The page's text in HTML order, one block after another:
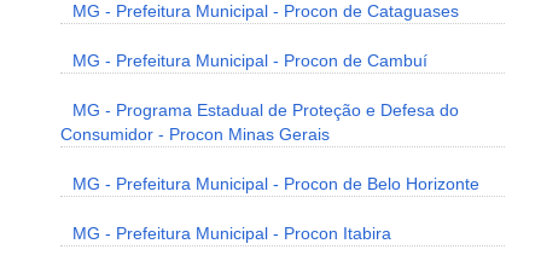
MG - Prefeitura Municipal - Procon de Cataguases
MG - Prefeitura Municipal - Procon de Cambuí
MG - Programa Estadual de Proteção e Defesa do
Consumidor - Procon Minas Gerais
MG - Prefeitura Municipal - Procon de Belo Horizonte
MG - Prefeitura Municipal - Procon Itabira